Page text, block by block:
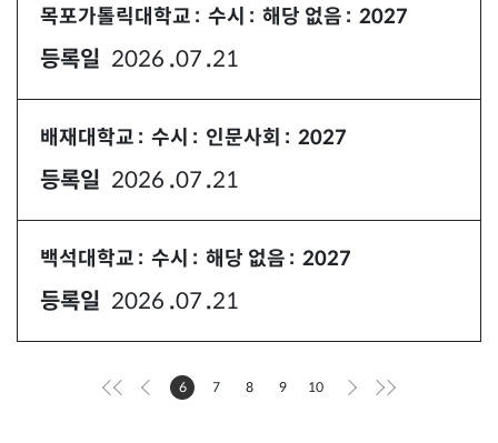
목포가톨릭대학교 수시 해당 없음 2027
등록일 2026
년
07
월
21
일
배재대학교 수시 인문사회 2027
등록일 2026
년
07
월
21
일
백석대학교 수시 해당 없음 2027
등록일 2026
년
07
월
21
일
6
번
7
번
8
번
9
번
10
번